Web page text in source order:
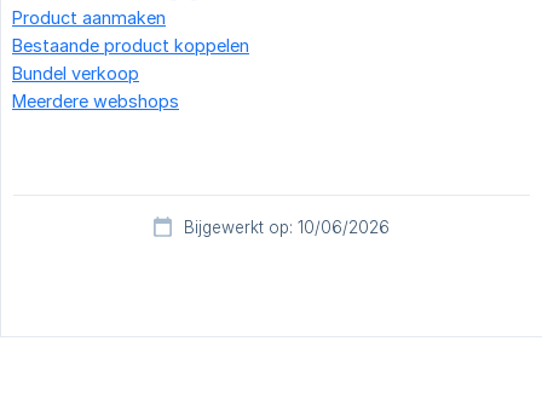
Product aanmaken
Bestaande product koppelen
Bundel verkoop
Meerdere webshops
Bijgewerkt op: 10/06/2026